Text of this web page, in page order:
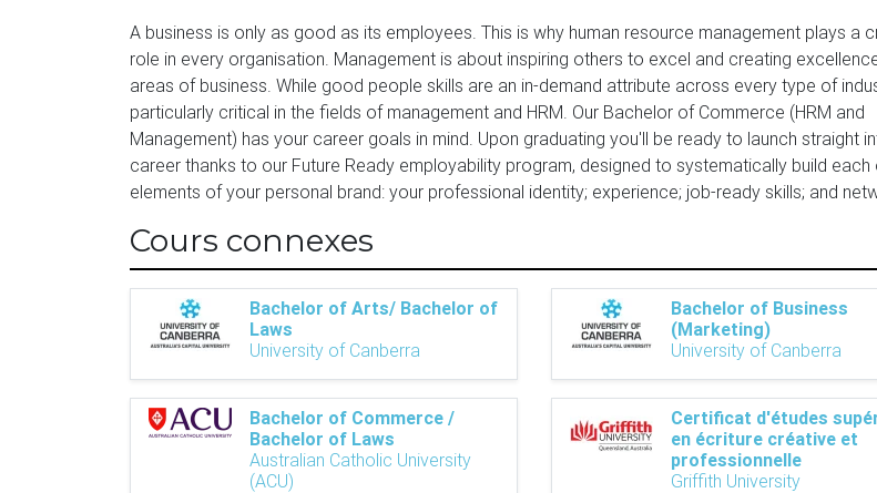
A business is only as good as its employees. This is why human resource management plays a
role in every organisation. Management is about inspiring others to excel and creating
areas of business. While good people skills are an in-demand attribute across every type of
particularly critical in the fields of management and HRM. Our Bachelor of Commerce (HRM and
Management) has your career goals in mind. Upon graduating you'll be ready to launch straight
career thanks to our Future Ready employability program, designed to systematically build each
elements of your personal brand: your professional identity; experience; job-ready skills; and
Cours connexes
Bachelor of Arts/ Bachelor of
Laws
University of Canberra
Bachelor of Business
(Marketing)
University of Canberra
Bachelor of Commerce /
Bachelor of Laws
Australian Catholic University
(ACU)
Certificat d'études
en écriture créative et
professionnelle
Griffith University